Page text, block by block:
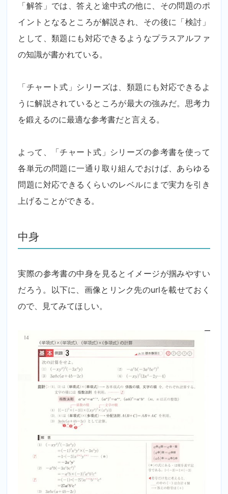
「解答」では、答えと途中式の他に、その問題のポ
イントとなるところが解説され、その後に「検討」
として、類題にも対応できるようなプラスアルファ
の知識が書かれている。
「チャート式」シリーズは、類題にも対応できるよ
うに解説されているところが最大の強みだ。思考力
を鍛えるのに最適な参考書だと言える。
よって、「チャート式」シリーズの参考書を使って
各単元の問題に一通り取り組んでおけば、あらゆる
問題に対応できるくらいのレベルにまで実力を引き
上げることができる。
中身
実際の参考書の中身を見るとイメージが掴みやすい
だろう。以下に、画像とリンク先のurlを載せておく
ので、見てみてほしい。